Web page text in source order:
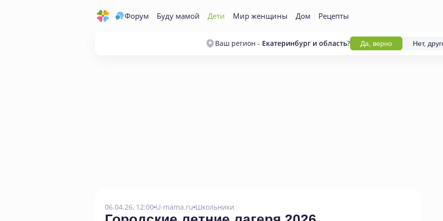
Форум Буду мамой Дети Мир женщины Дом Рецепты
Ваш регион - Екатеринбург и область? Да, верно Нет,
06.04.26, 12:00 U-mama.ru Школьники